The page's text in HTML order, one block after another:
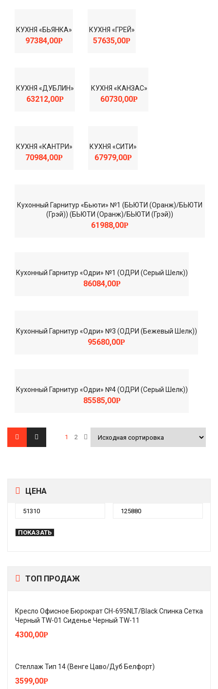
ЦЕНА
ПОКАЗАТЬ
ТОП ПРОДАЖ
Кресло Офисное Бюрократ CH-695NLT/Black Спинка Сетка
Черный TW-01 Сиденье Черный TW-11
4300,00Р
Стеллаж Тип 14 (Венге Цаво/Дуб Белфорт)
3599,00Р
КУХНЯ «БЬЯНКА»
97384,00Р
КУХНЯ «ГРЕЙ»
57635,00Р
КУХНЯ «ДУБЛИН»
63212,00Р
КУХНЯ «КАНЗАС»
60730,00Р
КУХНЯ «КАНТРИ»
70984,00Р
КУХНЯ «СИТИ»
67979,00Р
Кухонный Гарнитур «Бьюти» №1 (БЬЮТИ (Оранж)/БЬЮТИ
(Грэй)) (БЬЮТИ (Оранж)/БЬЮТИ (Грэй))
61988,00Р
Кухонный Гарнитур «Одри» №1 (ОДРИ (Серый Шелк))
86084,00Р
Кухонный Гарнитур «Одри» №3 (ОДРИ (Бежевый Шелк))
95680,00Р
Кухонный Гарнитур «Одри» №4 (ОДРИ (Серый Шелк))
85585,00Р
1 2